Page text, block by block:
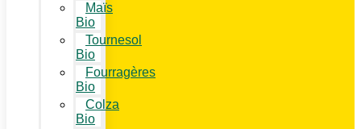
Maïs
Bio
Tournesol
Bio
Fourragères
Bio
Colza
Bio